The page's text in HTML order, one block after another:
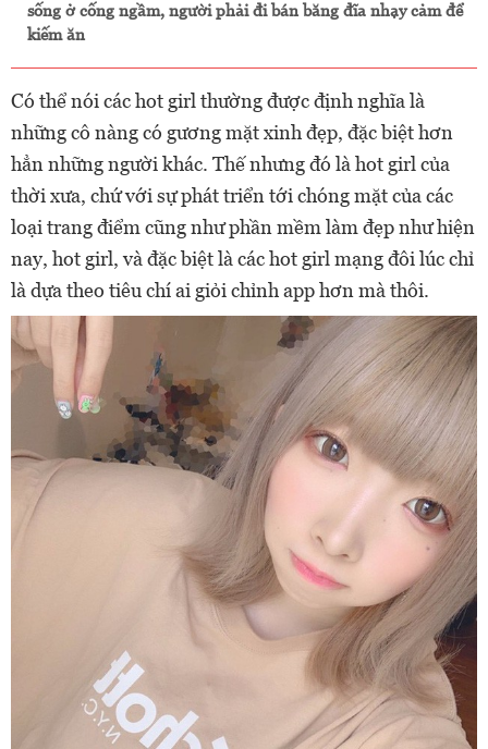
sống ở cống ngầm, người phải đi bán băng đĩa nhạy cảm để
kiếm ăn
Có thể nói các hot girl thường được định nghĩa là
những cô nàng có gương mặt xinh đẹp, đặc biệt hơn
hẳn những người khác. Thế nhưng đó là hot girl của
thời xưa, chứ với sự phát triển tới chóng mặt của các
loại trang điểm cũng như phần mềm làm đẹp như hiện
nay, hot girl, và đặc biệt là các hot girl mạng đôi lúc chỉ
là dựa theo tiêu chí ai giỏi chỉnh app hơn mà thôi.